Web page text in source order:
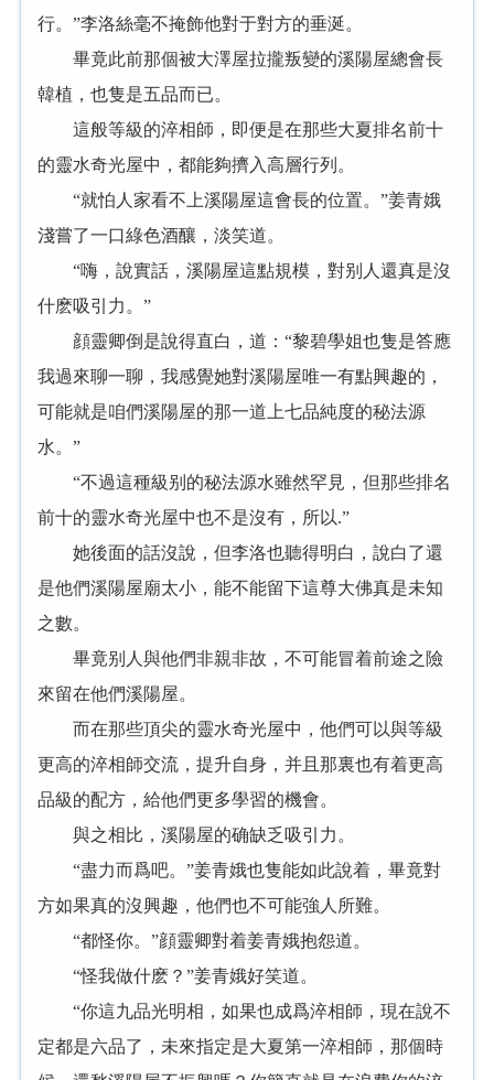
行。”李洛絲毫不掩飾他對于對方的垂涎。
畢竟此前那個被大澤屋拉攏叛變的溪陽屋總會長
韓植，也隻是五品而已。
這般等級的淬相師，即便是在那些大夏排名前十
的靈水奇光屋中，都能夠擠入高層行列。
“就怕人家看不上溪陽屋這會長的位置。”姜青娥
淺嘗了一口綠色酒釀，淡笑道。
“嗨，說實話，溪陽屋這點規模，對别人還真是沒
什麽吸引力。”
顔靈卿倒是說得直白，道：“黎碧學姐也隻是答應
我過來聊一聊，我感覺她對溪陽屋唯一有點興趣的，
可能就是咱們溪陽屋的那一道上七品純度的秘法源
水。”
“不過這種級别的秘法源水雖然罕見，但那些排名
前十的靈水奇光屋中也不是沒有，所以.”
她後面的話沒說，但李洛也聽得明白，說白了還
是他們溪陽屋廟太小，能不能留下這尊大佛真是未知
之數。
畢竟别人與他們非親非故，不可能冒着前途之險
來留在他們溪陽屋。
而在那些頂尖的靈水奇光屋中，他們可以與等級
更高的淬相師交流，提升自身，并且那裏也有着更高
品級的配方，給他們更多學習的機會。
與之相比，溪陽屋的确缺乏吸引力。
“盡力而爲吧。”姜青娥也隻能如此說着，畢竟對
方如果真的沒興趣，他們也不可能強人所難。
“都怪你。”顔靈卿對着姜青娥抱怨道。
“怪我做什麽？”姜青娥好笑道。
“你這九品光明相，如果也成爲淬相師，現在說不
定都是六品了，未來指定是大夏第一淬相師，那個時